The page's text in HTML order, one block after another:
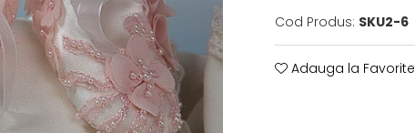
Cod Produs: SKU2-6
Adauga la Favorite